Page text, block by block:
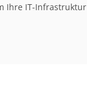
Ihre IT-Infrastruktur